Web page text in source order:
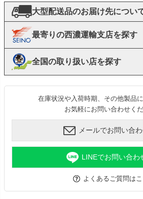
大型配送品のお届け先につい
最寄りの西濃運輸支店を探す
全国の取り扱い店を探す
在庫状況や入荷時期、その他製品
お気軽にお問い合わせくだ
メールでお問い合
LINEでお問い合わ
よくあるご質問は